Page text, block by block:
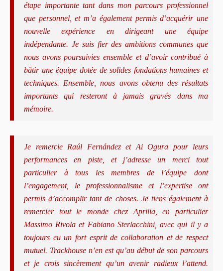
étape importante tant dans mon parcours professionnel
que personnel, et m’a également permis d’acquérir une
nouvelle expérience en dirigeant une équipe
indépendante. Je suis fier des ambitions communes que
nous avons poursuivies ensemble et d’avoir contribué à
bâtir une équipe dotée de solides fondations humaines et
techniques. Ensemble, nous avons obtenu des résultats
importants qui resteront à jamais gravés dans ma
mémoire.
Je remercie Raúl Fernández et Ai Ogura pour leurs
performances en piste, et j’adresse un merci tout
particulier à tous les membres de l’équipe dont
l’engagement, le professionnalisme et l’expertise ont
permis d’accomplir tant de choses. Je tiens également à
remercier tout le monde chez Aprilia, en particulier
Massimo Rivola et Fabiano Sterlacchini, avec qui il y a
toujours eu un fort esprit de collaboration et de respect
mutuel. Trackhouse n’en est qu’au début de son parcours
et je crois sincèrement qu’un avenir radieux l’attend.